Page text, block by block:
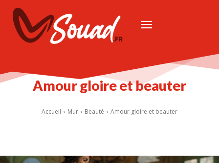
Amour gloire et beauter
Accueil Mur Beauté Amour gloire et beauter